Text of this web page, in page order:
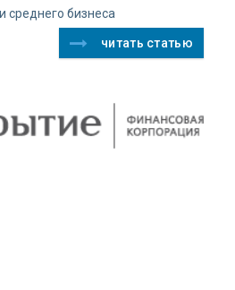
среднего бизнеса
читать статью